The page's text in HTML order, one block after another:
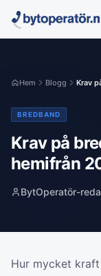
Hem Blogg Krav
BREDBAND
Krav på
hemifrån
BytOperatör-
Hur mycket